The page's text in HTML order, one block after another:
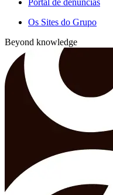
Portal de denúncias
Os Sites do Grupo
Beyond knowledge